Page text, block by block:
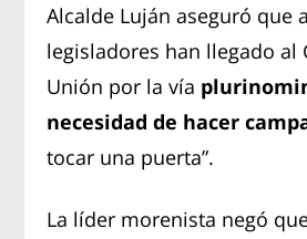
Alcalde Luján aseguró que
legisladores han llegado al
Unión por la vía
necesidad de hacer
tocar una puerta”.
La líder morenista negó